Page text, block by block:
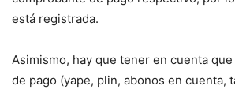
está registrada.
Asimismo, hay que tener en cuenta
de pago (yape, plin, abonos en cuenta,